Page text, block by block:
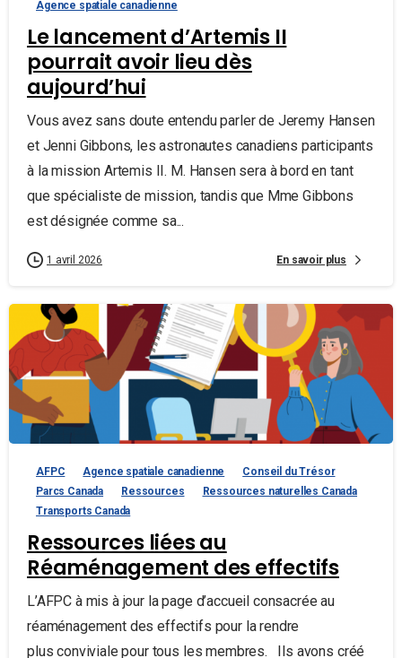
Agence spatiale canadienne
Le lancement d’Artemis II
pourrait avoir lieu dès
aujourd’hui
Vous avez sans doute entendu parler de Jeremy Hansen
et Jenni Gibbons, les astronautes canadiens participants
à la mission Artemis II. M. Hansen sera à bord en tant
que spécialiste de mission, tandis que Mme Gibbons
est désignée comme sa...
1 avril 2026 En savoir plus
AFPC Agence spatiale canadienne
Conseil du Trésor
Parcs Canada
Ressources
Ressources naturelles Canada
Transports Canada
Ressources liées au
Réaménagement des effectifs
L’AFPC à mis à jour la page d’accueil consacrée au
réaménagement des effectifs pour la rendre
plus conviviale pour tous les membres. Ils avons créé